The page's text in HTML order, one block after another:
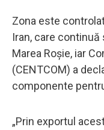
Zona este
Iran, care
Marea Roșie, iar
(CENTCOM) a
componente
„Prin exportul